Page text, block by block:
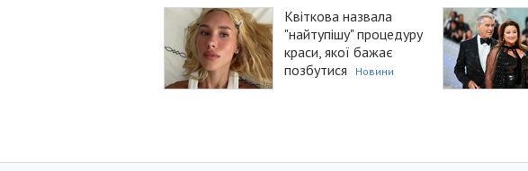
Квіткова назвала
"найтупішу" процедуру
краси, якої бажає
позбутися
Новини